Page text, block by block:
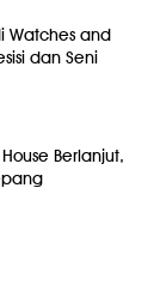
Watches and
dan Seni
Berlanjut,